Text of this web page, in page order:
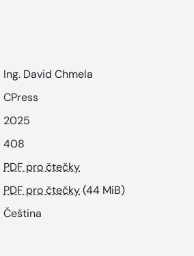
Ing. David Chmela
CPress
2025
408
PDF pro čtečky
PDF pro čtečky(44 MiB)
Čeština